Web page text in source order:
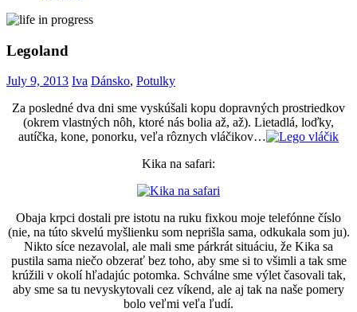
Legoland
July 9, 2013 Iva Dánsko, Potulky
Za posledné dva dni sme vyskúšali kopu dopravných prostriedkov
(okrem vlastných nôh, ktoré nás bolia až, až). Lietadlá, loďky,
autíčka, kone, ponorku, veľa rôznych vláčikov…
Kika na safari:
Obaja krpci dostali pre istotu na ruku fixkou moje telefónne číslo
(nie, na túto skvelú myšlienku som neprišla sama, odkukala som ju).
Nikto síce nezavolal, ale mali sme párkrát situáciu, že Kika sa
pustila sama niečo obzerať bez toho, aby sme si to všimli a tak sme
krúžili v okolí hľadajúc potomka. Schválne sme výlet časovali tak,
aby sme sa tu nevyskytovali cez víkend, ale aj tak na naše pomery
bolo veľmi veľa ľudí.